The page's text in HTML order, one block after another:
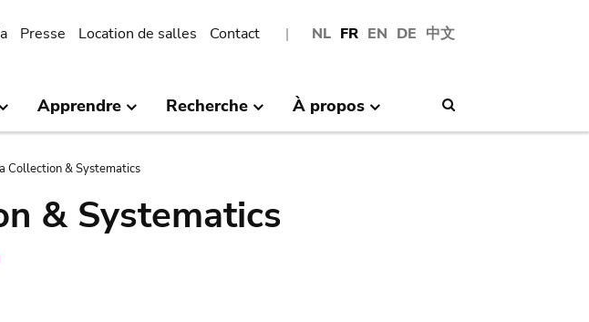
NL FR EN DE 中文
Presse Location de salles Contact
Apprendre Recherche À propos
Collection & Systematics
& Systematics